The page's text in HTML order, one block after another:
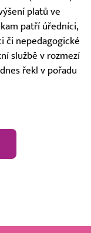
platů ve
patří úředníci,
či nepedagogické
službě v rozmezí
řekl v pořadu